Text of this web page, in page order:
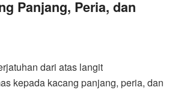
Panjang, Peria, dan
dari atas langit
kepada kacang panjang, peria, dan